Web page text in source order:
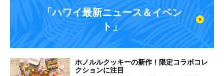
「ハワイ最新ニュース＆イベン
ト」
ホノルルクッキーの新作！限定コラボコレ
クションに注目